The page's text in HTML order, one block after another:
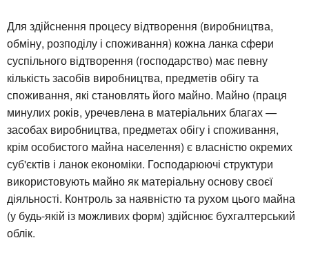
Для здійснення процесу відтворення (виробництва,
обміну, розподілу і споживання) кожна ланка сфери
суспільного відтворення (господарство) має певну
кількість засобів виробництва, предметів обігу та
споживання, які становлять його майно. Майно (праця
минулих років, уречевлена в матеріальних благах —
засобах виробництва, предметах обігу і споживання,
крім особистого майна населення) є власністю окремих
суб'єктів і ланок економіки. Господарюючі структури
використовують майно як матеріальну основу своєї
діяльності. Контроль за наявністю та рухом цього майна
(у будь-якій із можливих форм) здійснює бухгалтерський
облік.